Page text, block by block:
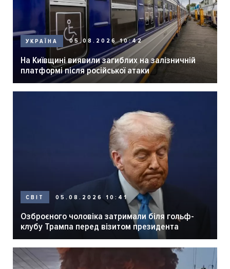
УКРАЇНА 05.08.2026 10:42
На Київщині виявили загиблих на залізничній
платформі після російської атаки
СВІТ 05.08.2026 10:41
Озброєного чоловіка затримали біля гольф-
клубу Трампа перед візитом президента